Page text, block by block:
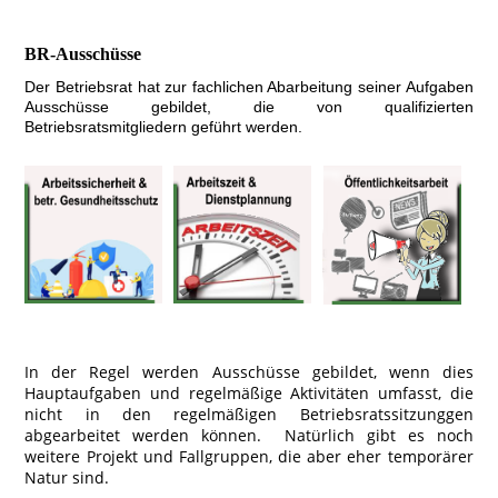
BR-Ausschüsse
Der Betriebsrat hat zur fachlichen Abarbeitung seiner Aufgaben
Ausschüsse gebildet, die von qualifizierten
Betriebsratsmitgliedern geführt werden.
In der Regel werden Ausschüsse gebildet, wenn dies
Hauptaufgaben und regelmäßige Aktivitäten umfasst, die
nicht in den regelmäßigen Betriebsratssitzunggen
abgearbeitet werden können. Natürlich gibt es noch
weitere Projekt und Fallgruppen, die aber eher temporärer
Natur sind.